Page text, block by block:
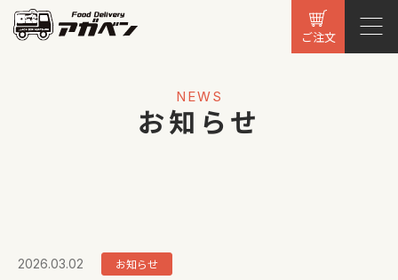
ご注文
NEWS
お知らせ
2026.03.02 お知らせ